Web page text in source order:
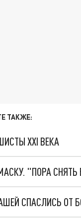
ТАКЖЕ:
XXI ВЕКА
"ПОРА СНЯТЬ
СПАСЛИСЬ ОТ